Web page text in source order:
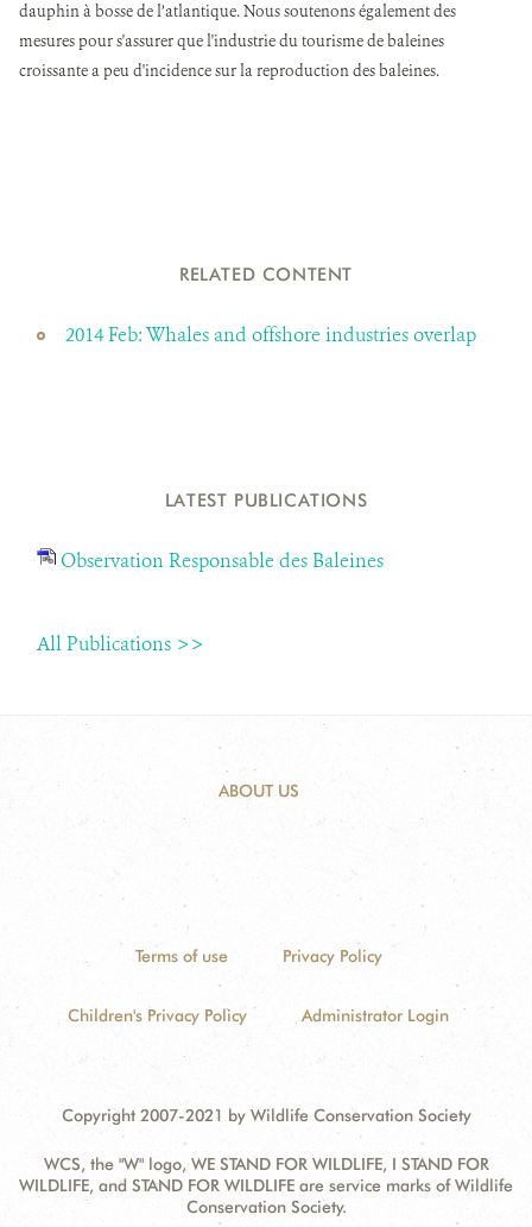
dauphin à bosse de l’atlantique. Nous soutenons également des
mesures pour s'assurer que l'industrie du tourisme de baleines
croissante a peu d'incidence sur la reproduction des baleines.
RELATED CONTENT
2014 Feb: Whales and offshore industries overlap
LATEST PUBLICATIONS
Observation Responsable des Baleines
All Publications >>
ABOUT US
Terms of use Privacy Policy
Children's Privacy Policy Administrator Login
Copyright 2007-2021 by Wildlife Conservation Society
WCS, the "W" logo, WE STAND FOR WILDLIFE, I STAND FOR
WILDLIFE, and STAND FOR WILDLIFE are service marks of Wildlife
Conservation Society.